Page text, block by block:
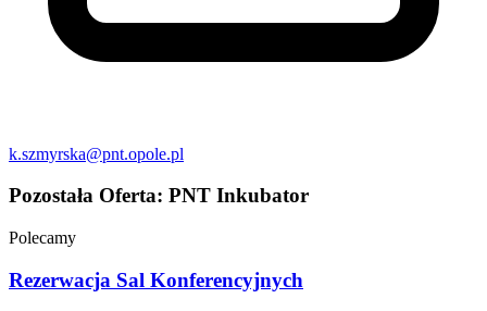
k.szmyrska@pnt.opole.pl
Pozostała Oferta: PNT Inkubator
Polecamy
Rezerwacja Sal Konferencyjnych